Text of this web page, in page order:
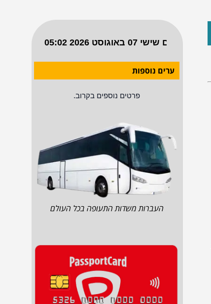
ערים נוספות
פרטים נוספים בקרוב.
העברות משדות התעופה בכל העולם